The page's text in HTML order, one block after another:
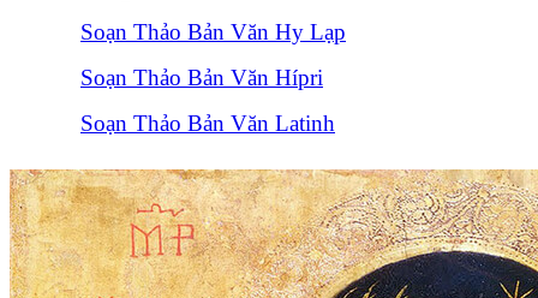
Soạn Thảo Bản Văn Hy Lạp
Soạn Thảo Bản Văn Hípri
Soạn Thảo Bản Văn Latinh